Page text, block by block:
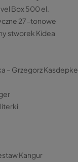
Box 500 el.
27-tonowe
stworek Kidea
– Grzegorz Kasdepke
Kangur